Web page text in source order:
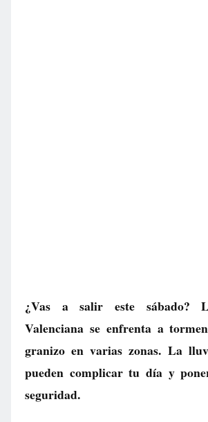
¿Vas a salir este sábado?
Valenciana se enfrenta a
granizo en varias zonas. La
pueden complicar tu día y
seguridad.